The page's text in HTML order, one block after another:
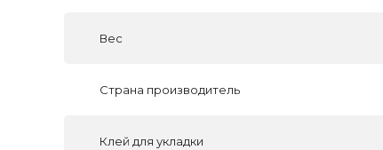
Вес
Страна производитель
Клей для укладки